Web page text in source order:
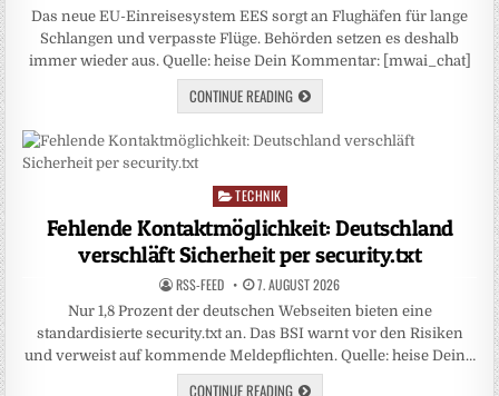
Das neue EU-Einreisesystem EES sorgt an Flughäfen für lange
Schlangen und verpasste Flüge. Behörden setzen es deshalb
immer wieder aus. Quelle: heise Dein Kommentar: [mwai_chat]
CONTINUE READING
Posted
TECHNIK
Fehlende Kontaktmöglichkeit: Deutschland
verschläft Sicherheit per security.txt
RSS-FEED 7. AUGUST 2026
Nur 1,8 Prozent der deutschen Webseiten bieten eine
standardisierte security.txt an. Das BSI warnt vor den Risiken
und verweist auf kommende Meldepflichten. Quelle: heise Dein…
CONTINUE READING